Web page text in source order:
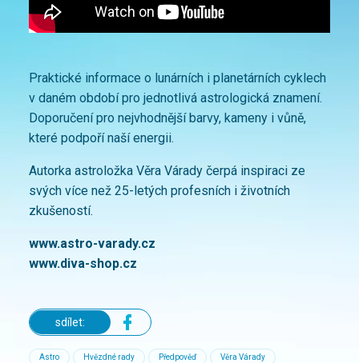
Praktické informace o lunárních i planetárních cyklech
v daném období pro jednotlivá astrologická znamení.
Doporučení pro nejvhodnější barvy, kameny i vůně,
které podpoří naší energii.
Autorka astroložka Věra Várady čerpá inspiraci ze
svých více než 25-letých profesních i životních
zkušeností.
www.astro-varady.cz
www.diva-shop.cz
sdílet:
Astro Hvězdné rady Předpověď Věra Várady